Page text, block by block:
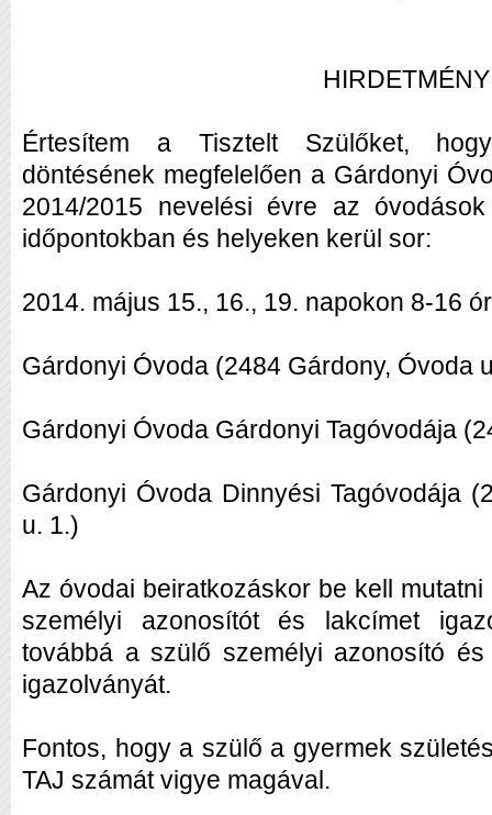
HIRDETMÉNY
Értesítem a Tisztelt Szülőket,
döntésének megfelelően a Gárdonyi
2014/2015 nevelési évre az
időpontokban és helyeken kerül sor:
2014. május 15., 16., 19. napokon 8-16
Gárdonyi Óvoda (2484 Gárdony, Óvoda
Gárdonyi Óvoda Gárdonyi Tagóvodája
Gárdonyi Óvoda Dinnyési Tagóvodája
u. 1.)
Az óvodai beiratkozáskor be kell
személyi azonosítót és lakcímet
továbbá a szülő személyi azonosító
igazolványát.
Fontos, hogy a szülő a gyermek
TAJ számát vigye magával.